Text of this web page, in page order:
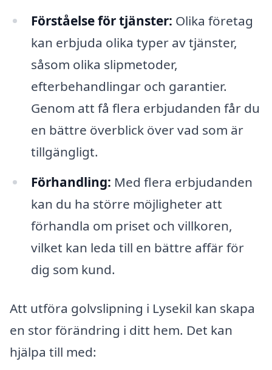
Förståelse för tjänster: Olika företag
kan erbjuda olika typer av tjänster,
såsom olika slipmetoder,
efterbehandlingar och garantier.
Genom att få flera erbjudanden får du
en bättre överblick över vad som är
tillgängligt.
Förhandling: Med flera erbjudanden
kan du ha större möjligheter att
förhandla om priset och villkoren,
vilket kan leda till en bättre affär för
dig som kund.
Att utföra golvslipning i Lysekil kan skapa
en stor förändring i ditt hem. Det kan
hjälpa till med: